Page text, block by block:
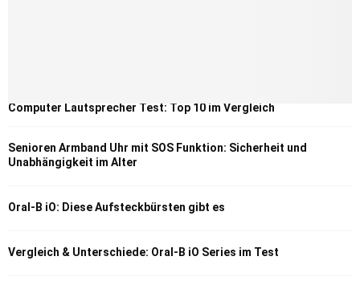
Computer Lautsprecher Test: Top 10 im Vergleich
Senioren Armband Uhr mit SOS Funktion: Sicherheit und
Unabhängigkeit im Alter
Oral-B iO: Diese Aufsteckbürsten gibt es
Vergleich & Unterschiede: Oral-B iO Series im Test